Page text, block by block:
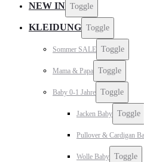
NEW IN Toggle
KLEIDUNG Toggle
Sommer SALE Toggle
Mama & Papa Toggle
Baby 0-1 Jahre Toggle
Jacken Baby Toggle
Pullover & Cardigan
Wolle Baby Toggle